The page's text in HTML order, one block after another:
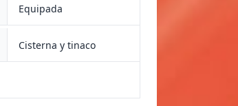
Equipada
Cisterna y tinaco